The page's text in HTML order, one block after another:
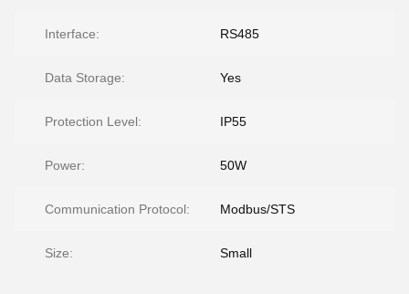
Interface: RS485
Data Storage: Yes
Protection Level: IP55
Power: 50W
Communication Protocol: Modbus/STS
Size: Small